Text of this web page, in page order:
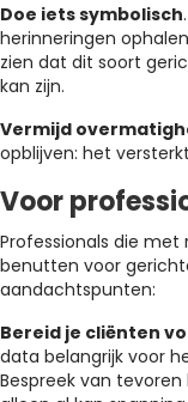
Doe iets symbolisch
herinneringen
zien dat dit soort
kan zijn.
Vermijd
opblijven: het
Voor
Professionals die met
benutten voor
aandachtspunten:
Bereid je cliënten
data belangrijk voor
Bespreek van